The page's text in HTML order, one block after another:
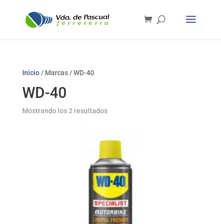
Inicio/ Marcas / WD-40
WD-40
Mostrando los 2 resultados